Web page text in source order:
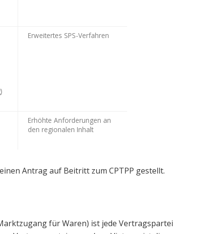
Erweitertes SPS-Verfahren
Erhöhte Anforderungen an
den regionalen Inhalt
Antrag auf Beitritt zum CPTPP gestellt.
für Waren) ist jede Vertragspartei